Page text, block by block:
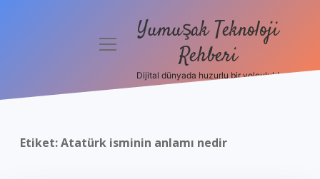
Politikası
menüyüYumuşak Teknoloji
Rehberi
Dijital dünyada huzurlu bir yolculuk!
Etiket:Atatürk isminin anlamı nedir